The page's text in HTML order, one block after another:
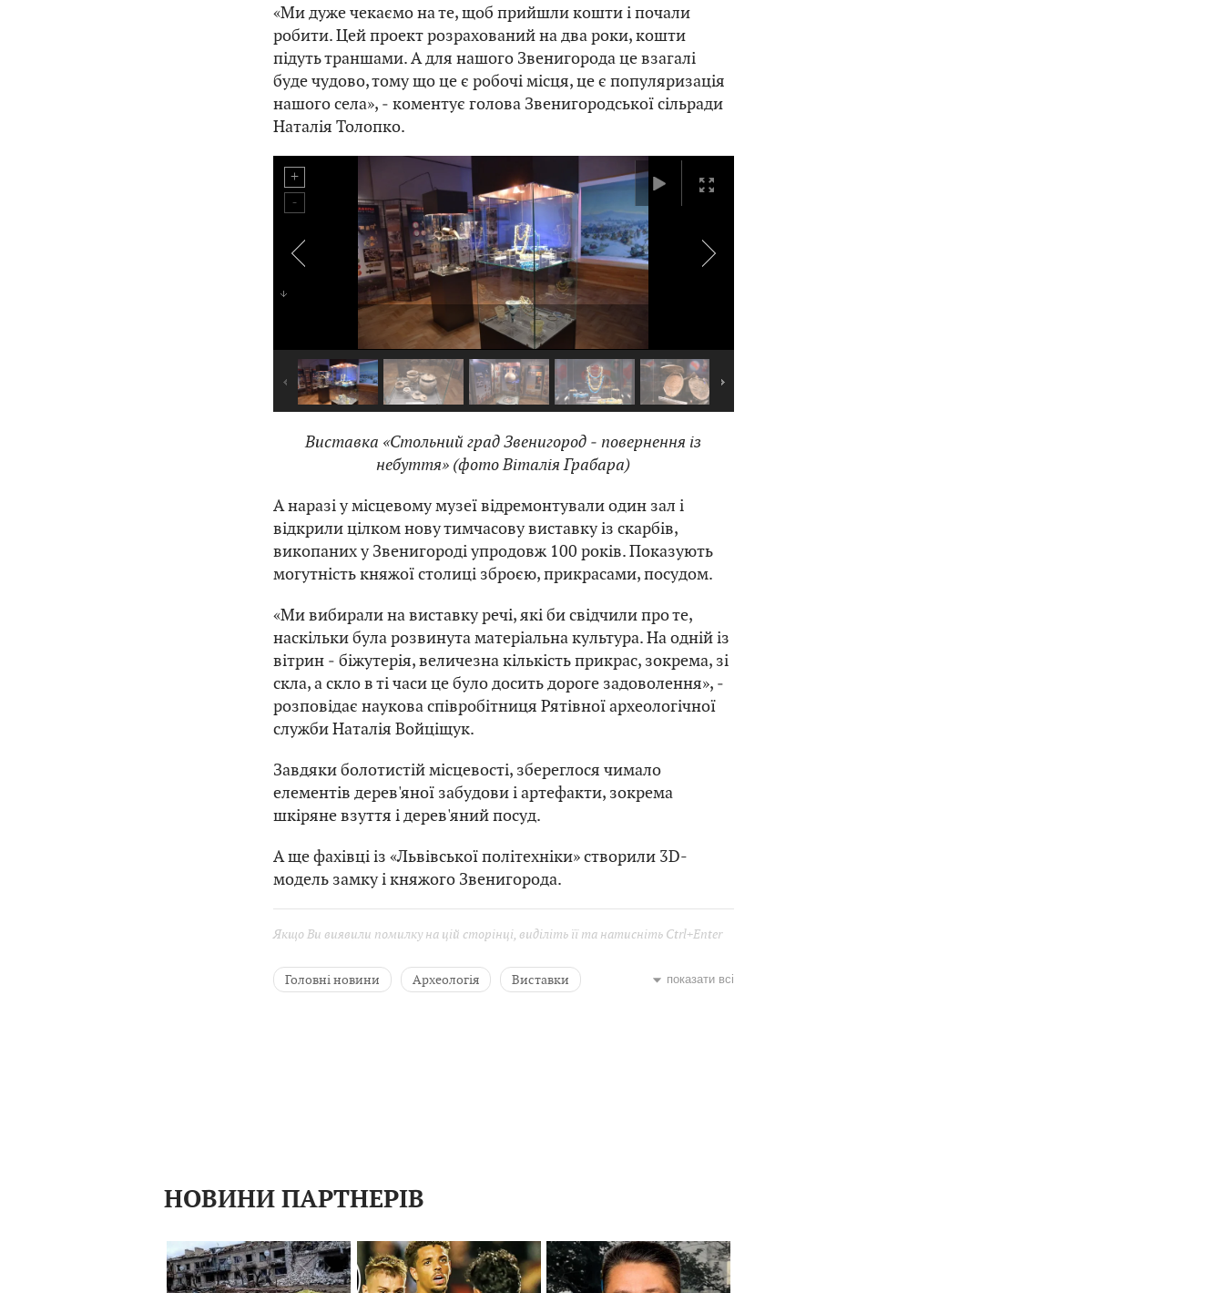
«Ми дуже чекаємо на те, щоб прийшли кошти і почали
робити. Цей проект розрахований на два роки, кошти
підуть траншами. А для нашого Звенигорода це взагалі
буде чудово, тому що це є робочі місця, це є популяризація
нашого села», ‒ коментує голова Звенигородської сільради
Наталія Толопко.
Виставка «Стольний град Звенигород ‒ повернення із
небуття» (фото Віталія Грабара)
А наразі у місцевому музеї відремонтували один зал і
відкрили цілком нову тимчасову виставку із скарбів,
викопаних у Звенигороді упродовж 100 років. Показують
могутність княжої столиці зброєю, прикрасами, посудом.
«Ми вибирали на виставку речі, які би свідчили про те,
наскільки була розвинута матеріальна культура. На одній із
вітрин ‒ біжутерія, величезна кількість прикрас, зокрема, зі
скла, а скло в ті часи це було досить дороге задоволення», ‒
розповідає наукова співробітниця Рятівної археологічної
служби Наталія Войціщук.
Завдяки болотистій місцевості, збереглося чимало
елементів дерев'яної забудови і артефакти, зокрема
шкіряне взуття і дерев'яний посуд.
А ще фахівці із «Львівської політехніки» створили 3D-
модель замку і княжого Звенигорода.
Якщо Ви виявили помилку на цій сторінці, виділіть її та натисніть Ctrl+Enter
Головні новини Археологія Виставки показати всі
НОВИНИ ПАРТНЕРІВ